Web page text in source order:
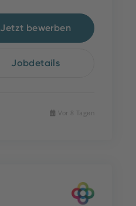
Jetzt bewerben
Jobdetails
Vor 8 Tagen